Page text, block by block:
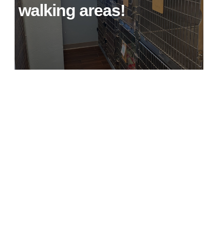
walking areas!